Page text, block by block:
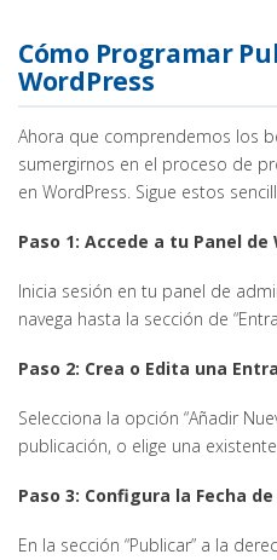
Cómo Programar
WordPress
Ahora que comprendemos los
sumergirnos en el proceso de
en WordPress. Sigue estos
Paso 1: Accede a tu Panel de
Inicia sesión en tu panel de
navega hasta la sección de
Paso 2: Crea o Edita una
Selecciona la opción “Añadir
publicación, o elige una
Paso 3: Configura la Fecha
En la sección “Publicar” a la